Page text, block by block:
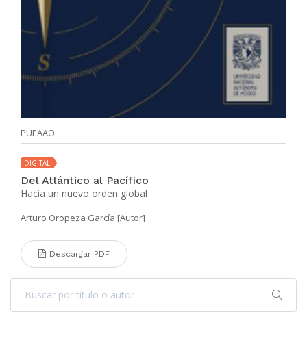
PUEAAO
DIGITAL
Del Atlántico al Pacífico
Hacia un nuevo orden global
Arturo Oropeza García [Autor]
Descargar PDF